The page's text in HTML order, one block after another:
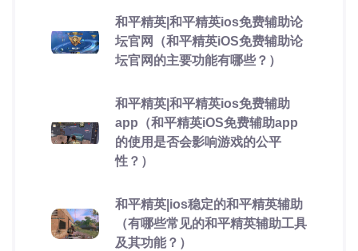
和平精英|和平精英ios免费辅助论
坛官网（和平精英iOS免费辅助论
坛官网的主要功能有哪些？）
和平精英|和平精英ios免费辅助
app（和平精英iOS免费辅助app
的使用是否会影响游戏的公平
性？）
和平精英|ios稳定的和平精英辅助
（有哪些常见的和平精英辅助工具
及其功能？）